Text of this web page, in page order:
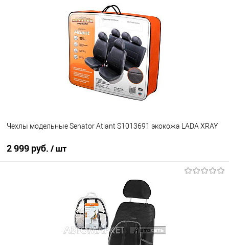
Чехлы модельные Senator Atlant S1013691 экокожа LADA XRAY
2 999 руб. / шт
В корзину
В наличии